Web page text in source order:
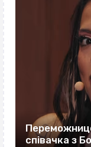
співачка з